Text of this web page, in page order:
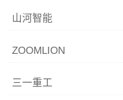
山河智能
ZOOMLION
三一重工